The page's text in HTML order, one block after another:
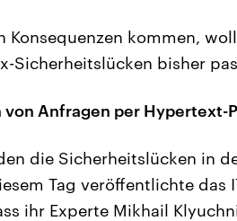
Konsequenzen kommen,
Sicherheitslücken bisher
von Anfragen per Hypertext-
die Sicherheitslücken in
Tag veröffentlichte das
ihr Experte Mikhail